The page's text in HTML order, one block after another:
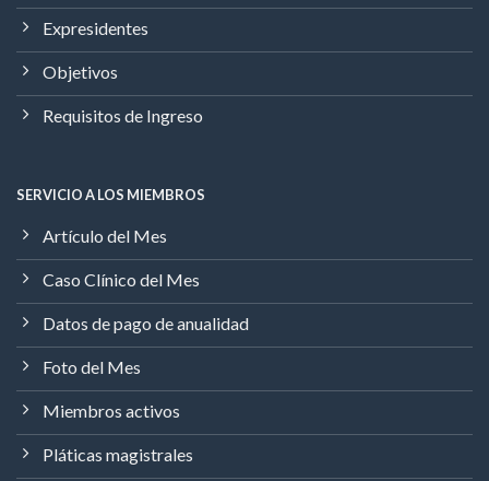
Expresidentes
Objetivos
Requisitos de Ingreso
SERVICIO A LOS MIEMBROS
Artículo del Mes
Caso Clínico del Mes
Datos de pago de anualidad
Foto del Mes
Miembros activos
Pláticas magistrales